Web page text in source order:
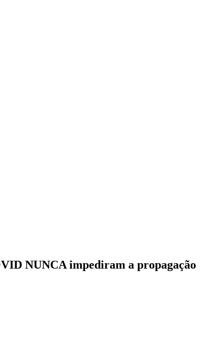
NUNCA impediram a propagação